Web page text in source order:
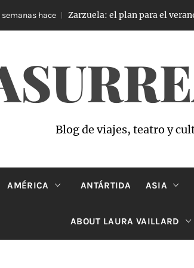
hace Zarzuela: el plan para el verano en
Blog de viajes, teatro y
AMÉRICA ANTÁRTIDA ASIA
ABOUT LAURA VAILLARD